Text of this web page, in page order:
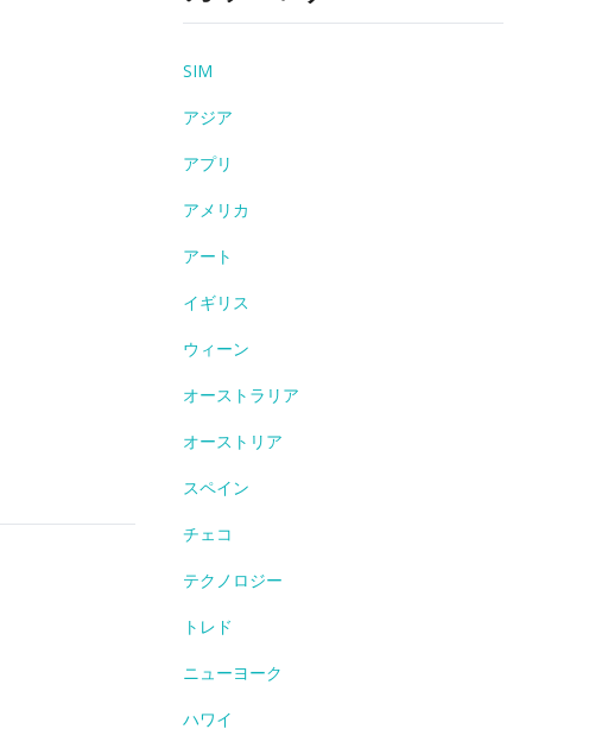
SIM
アジア
アプリ
アメリカ
アート
イギリス
ウィーン
オーストラリア
オーストリア
スペイン
チェコ
テクノロジー
トレド
ニューヨーク
ハワイ